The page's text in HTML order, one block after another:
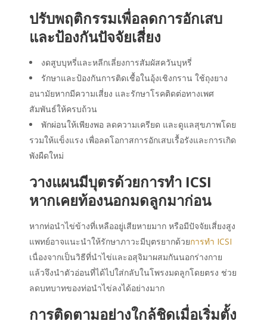
ปรับพฤติกรรมเพื่อลดการอักเสบ
และป้องกันปัจจัยเสี่ยง
งดสูบบุหรี่และหลีกเลี่ยงการสัมผัสควันบุหรี่
รักษาและป้องกันการติดเชื้อในอุ้งเชิงกราน ใช้ถุงยาง
อนามัยหากมีความเสี่ยง และรักษาโรคติดต่อทางเพศ
สัมพันธ์ให้ครบถ้วน
พักผ่อนให้เพียงพอ ลดความเครียด และดูแลสุขภาพโดย
รวมให้แข็งแรง เพื่อลดโอกาสการอักเสบเรื้อรังและการเกิด
พังผืดใหม่
วางแผนมีบุตรด้วยการทำ ICSI
หากเคยท้องนอกมดลูกมาก่อน
หากท่อนำไข่ข้างที่เหลืออยู่เสียหายมาก หรือมีปัจจัยเสี่ยงสูง
แพทย์อาจแนะนำให้รักษาภาวะมีบุตรยากด้วยการทำ ICSI
เนื่องจากเป็นวิธีที่นำไข่และอสุจิมาผสมกันนอกร่างกาย
แล้วจึงนำตัวอ่อนที่ได้ไปใส่กลับในโพรงมดลูกโดยตรง ช่วย
ลดบทบาทของท่อนำไข่ลงได้อย่างมาก
การติดตามอย่างใกล้ชิดเมื่อเริ่มตั้ง